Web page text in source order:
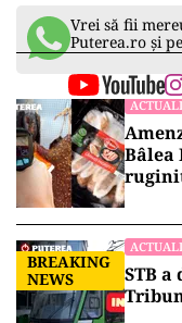
Vrei să fii
Puterea.ro și
Bâlea
BREAKING
NEWS
STB